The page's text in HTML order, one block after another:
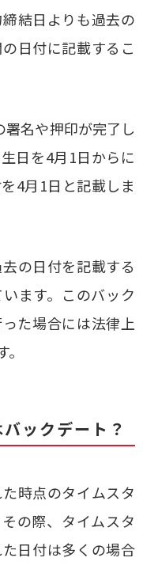
結日よりも過去の
日付に記載するこ
名や押印が完了し
日を4月1日からに
4月1日と記載しま
の日付を記載する
ます。このバック
た場合には法律上
ックデート？
時点のタイムスタ
の際、タイムスタ
日付は多くの場合